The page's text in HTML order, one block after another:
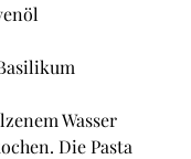
Wasser
Die Pasta